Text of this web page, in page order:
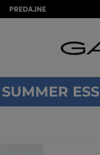
PREDAJNE
SUMMER